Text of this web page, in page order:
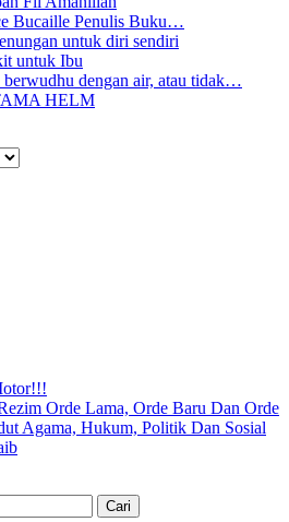
Bucaille Penulis Buku…
untuk diri sendiri
untuk Ibu
berwudhu dengan air, atau tidak…
HELM
Orde Lama, Orde Baru Dan Orde
Agama, Hukum, Politik Dan Sosial